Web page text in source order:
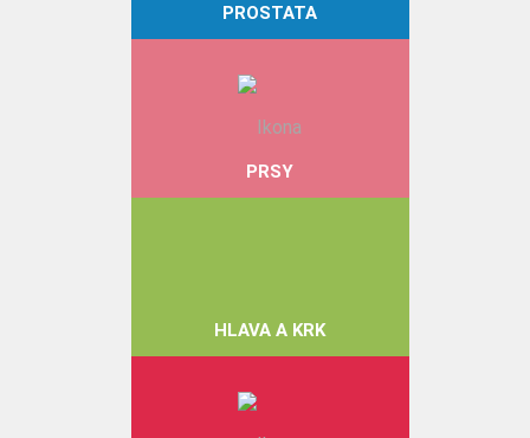
PROSTATA
PRSY
HLAVA A KRK